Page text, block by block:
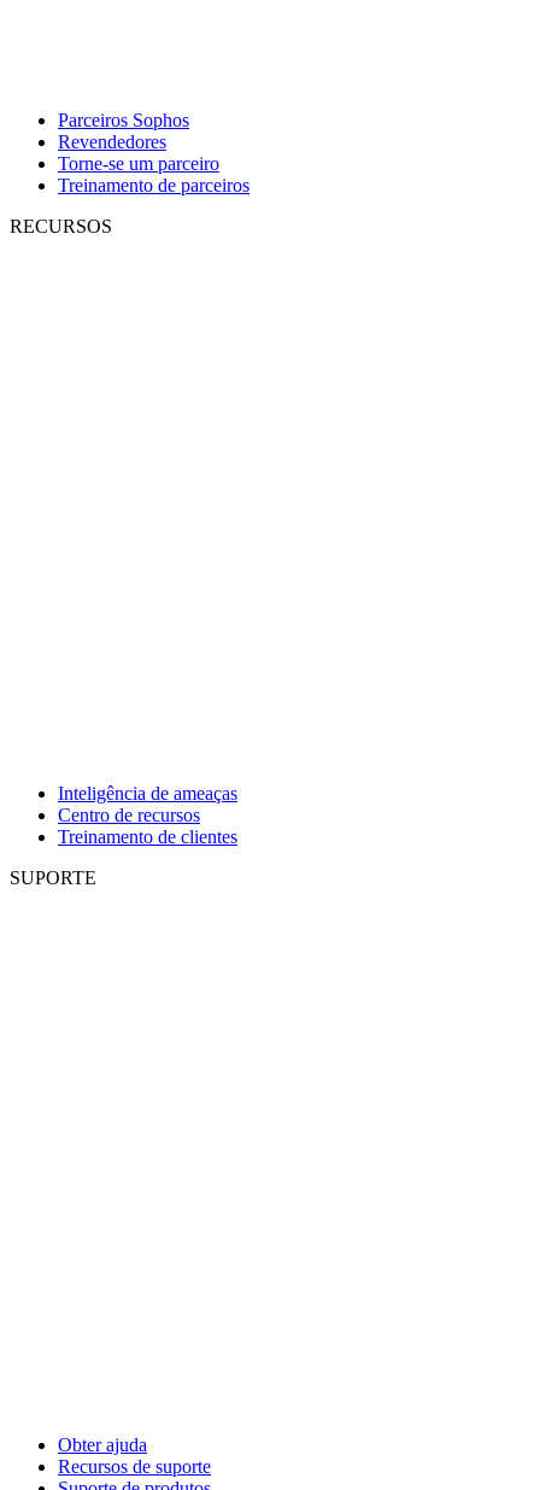
Parceiros Sophos
Revendedores
Torne-se um parceiro
Treinamento de parceiros
RECURSOS
Inteligência de ameaças
Centro de recursos
Treinamento de clientes
SUPORTE
Obter ajuda
Recursos de suporte